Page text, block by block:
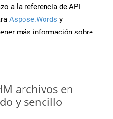
a la referencia de API
Aspose.Words y
más información sobre
archivos en
y sencillo